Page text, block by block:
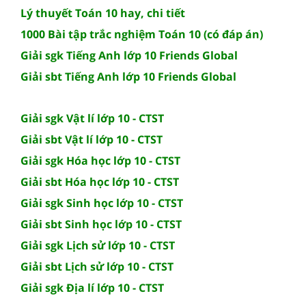
Lý thuyết Toán 10 hay, chi tiết
1000 Bài tập trắc nghiệm Toán 10 (có đáp án)
Giải sgk Tiếng Anh lớp 10 Friends Global
Giải sbt Tiếng Anh lớp 10 Friends Global
Giải sgk Vật lí lớp 10 - CTST
Giải sbt Vật lí lớp 10 - CTST
Giải sgk Hóa học lớp 10 - CTST
Giải sbt Hóa học lớp 10 - CTST
Giải sgk Sinh học lớp 10 - CTST
Giải sbt Sinh học lớp 10 - CTST
Giải sgk Lịch sử lớp 10 - CTST
Giải sbt Lịch sử lớp 10 - CTST
Giải sgk Địa lí lớp 10 - CTST